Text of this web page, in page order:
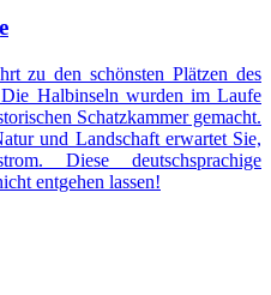
zu den schönsten Plätzen des
Halbinseln wurden im Laufe
Schatzkammer gemacht.
und Landschaft erwartet Sie,
Diese deutschsprachige
entgehen lassen!